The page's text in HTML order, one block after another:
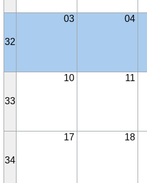
32
03 04
33
10 11
34
17 18